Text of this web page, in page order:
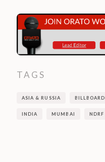
TAGS
ASIA & RUSSIA BILLBOARD
INDIA MUMBAI NDRF